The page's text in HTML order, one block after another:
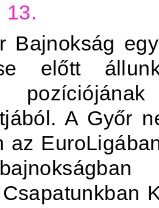
13.
Bajnokság
előtt
pozíciójának
A Győr
az